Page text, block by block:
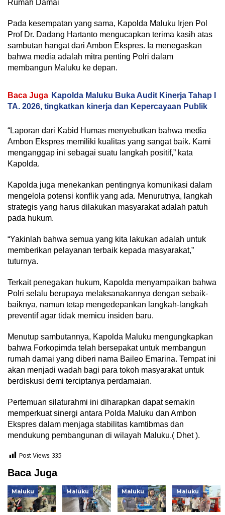
Rumah Damai
Pada kesempatan yang sama, Kapolda Maluku Irjen Pol
Prof Dr. Dadang Hartanto mengucapkan terima kasih atas
sambutan hangat dari Ambon Ekspres. Ia menegaskan
bahwa media adalah mitra penting Polri dalam
membangun Maluku ke depan.
Baca Juga Kapolda Maluku Buka Audit Kinerja Tahap I
TA. 2026, tingkatkan kinerja dan Kepercayaan Publik
“Laporan dari Kabid Humas menyebutkan bahwa media
Ambon Ekspres memiliki kualitas yang sangat baik. Kami
menganggap ini sebagai suatu langkah positif,” kata
Kapolda.
Kapolda juga menekankan pentingnya komunikasi dalam
mengelola potensi konflik yang ada. Menurutnya, langkah
strategis yang harus dilakukan masyarakat adalah patuh
pada hukum.
“Yakinlah bahwa semua yang kita lakukan adalah untuk
memberikan pelayanan terbaik kepada masyarakat,”
tuturnya.
Terkait penegakan hukum, Kapolda menyampaikan bahwa
Polri selalu berupaya melaksanakannya dengan sebaik-
baiknya, namun tetap mengedepankan langkah-langkah
preventif agar tidak memicu insiden baru.
Menutup sambutannya, Kapolda Maluku mengungkapkan
bahwa Forkopimda telah bersepakat untuk membangun
rumah damai yang diberi nama Baileo Emarina. Tempat ini
akan menjadi wadah bagi para tokoh masyarakat untuk
berdiskusi demi terciptanya perdamaian.
Pertemuan silaturahmi ini diharapkan dapat semakin
memperkuat sinergi antara Polda Maluku dan Ambon
Ekspres dalam menjaga stabilitas kamtibmas dan
mendukung pembangunan di wilayah Maluku.( Dhet ).
Post Views:335
Baca Juga
Maluku Maluku Maluku Maluku